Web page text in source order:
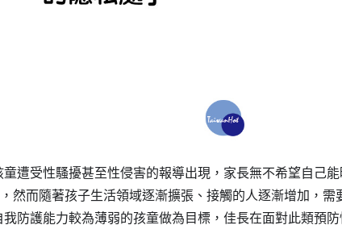
遭受性騷擾甚至性侵害的報導出現，家長無不希望自己
然而隨著孩子生活領域逐漸擴張、接觸的人逐漸增加，需
防護能力較為薄弱的孩童做為目標，佳長在面對此類預